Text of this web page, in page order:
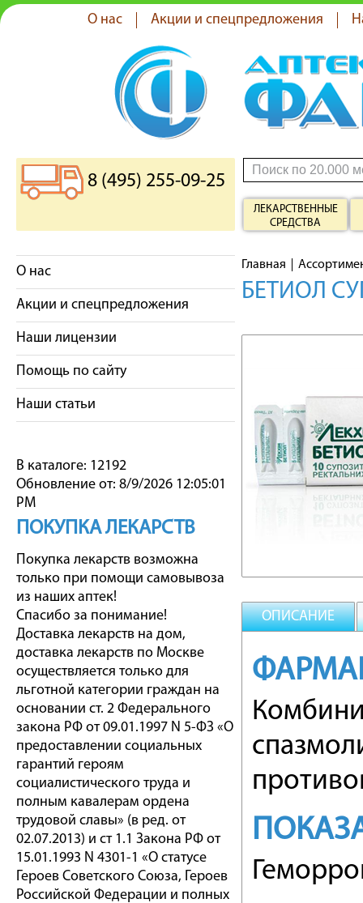
О нас Акции и спецпредложения
8 (495) 255-09-25
ЛЕКАРСТВЕННЫЕ
СРЕДСТВА
О нас
Акции и спецпредложения
Наши лицензии
Помощь по сайту
Наши статьи
В каталоге: 12192
Обновление от: 8/9/2026 12:05:01
PM
ПОКУПКА ЛЕКАРСТВ
Покупка лекарств возможна
только при помощи самовывоза
из наших аптек!
Спасибо за понимание!
Доставка лекарств на дом,
доставка лекарств по Москве
осуществляется только для
льготной категории граждан на
основании ст. 2 Федерального
закона РФ от 09.01.1997 N 5-ФЗ «О
предоставлении социальных
гарантий героям
социалистического труда и
полным кавалерам ордена
трудовой славы» (в ред. от
02.07.2013) и ст 1.1 Закона РФ от
15.01.1993 N 4301-1 «О статусе
Героев Советского Союза, Героев
Российской Федерации и полных
Главная
БЕТИОЛ
ОПИСАНИЕ